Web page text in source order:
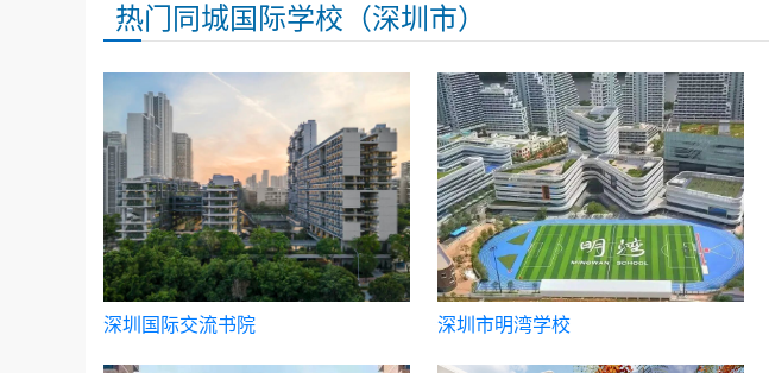
热门同城国际学校（深圳市）
深圳国际交流书院 深圳市明湾学校